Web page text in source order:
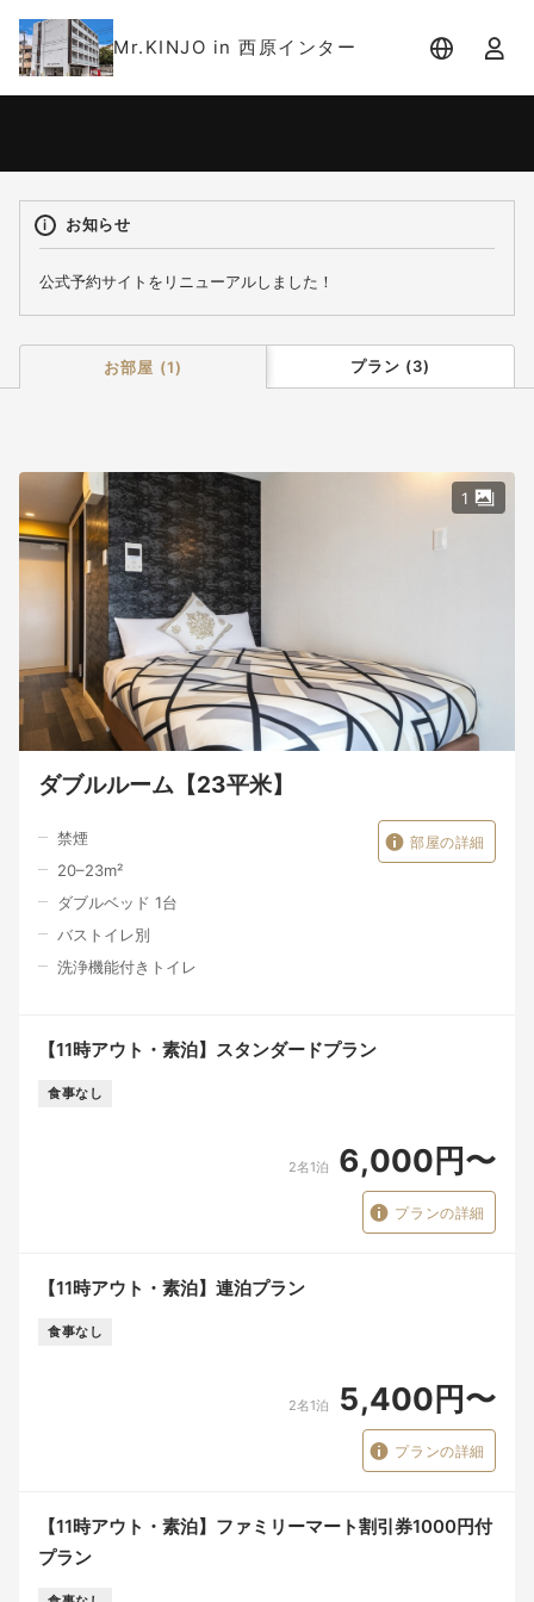
Mr.KINJO in 西原インター
お知らせ
公式予約サイトをリニューアルしました！
お部屋 (1) プラン (3)
1
ダブルルーム【23平米】
禁煙
20–23m²
ダブルベッド 1台
バストイレ別
洗浄機能付きトイレ
部屋の詳細
【11時アウト・素泊】スタンダードプラン
食事なし
2名1泊 6,000円〜
プランの詳細
【11時アウト・素泊】連泊プラン
食事なし
2名1泊 5,400円〜
プランの詳細
【11時アウト・素泊】ファミリーマート割引券1000円付
プラン